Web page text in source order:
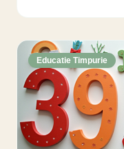
Educatie Timpurie